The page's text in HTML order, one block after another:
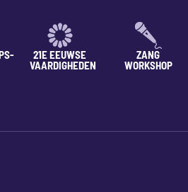
21E EEUWSE
VAARDIGHEDEN
ZANG
WORKSHOP